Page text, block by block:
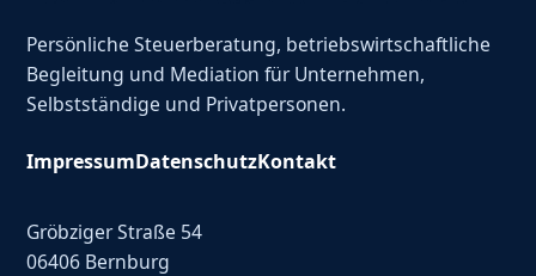
Persönliche Steuerberatung, betriebswirtschaftliche
Begleitung und Mediation für Unternehmen,
Selbstständige und Privatpersonen.
ImpressumDatenschutzKontakt
Gröbziger Straße 54
06406 Bernburg